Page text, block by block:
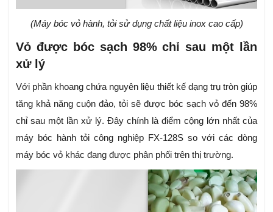
(Máy bóc vỏ hành, tỏi sử dụng chất liệu inox cao cấp)
Vỏ được bóc sạch 98% chỉ sau một lần
xử lý
Với phần khoang chứa nguyên liệu thiết kế dạng trụ tròn giúp
tăng khả năng cuộn đảo, tỏi sẽ được bóc sạch vỏ đến 98%
chỉ sau một lần xử lý. Đây chính là điểm cộng lớn nhất của
máy bóc hành tỏi công nghiệp FX-128S so với các dòng
máy bóc vỏ khác đang được phân phối trên thị trường.